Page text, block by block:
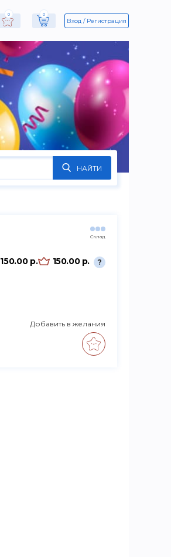
0 0
Вход Регистрация
НАЙТИ
Склад
150.00 р. 150.00 р. ?
Добавить в желания